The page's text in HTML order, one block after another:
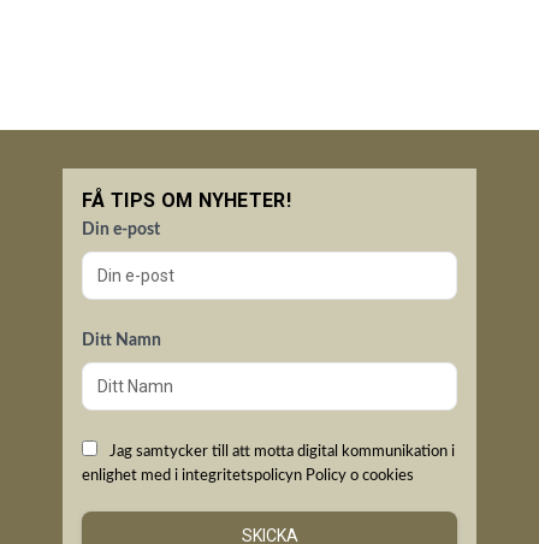
FÅ TIPS OM NYHETER!
Din e-post
Ditt Namn
Jag samtycker till att motta digital kommunikation i
enlighet med i integritetspolicyn Policy o cookies
SKICKA